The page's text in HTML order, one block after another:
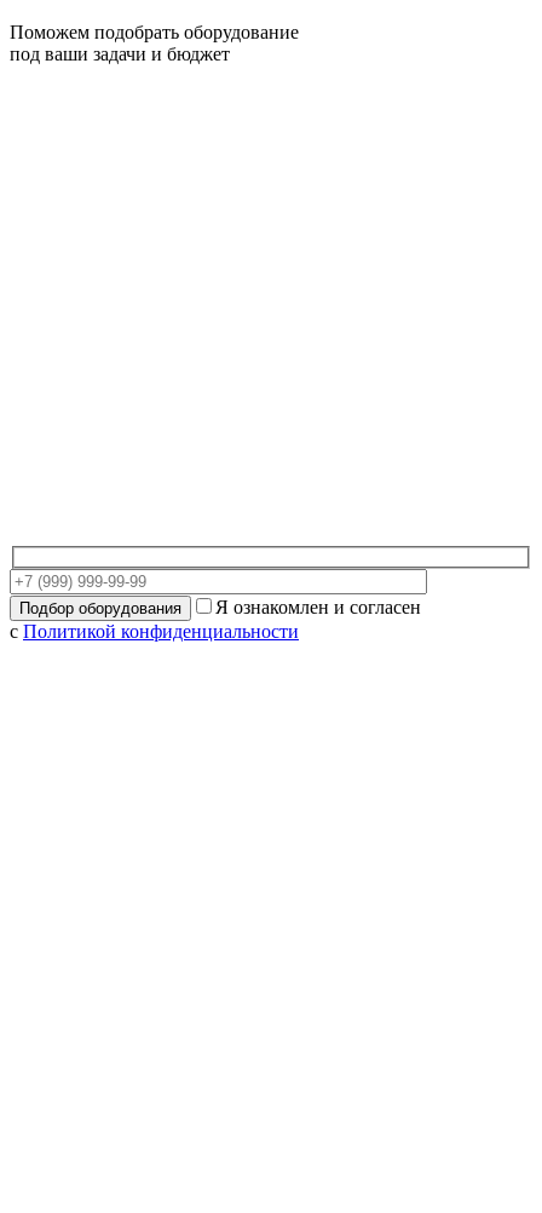
Поможем подобрать оборудование
под ваши задачи и бюджет
Я ознакомлен и согласен
с Политикой конфиденциальности